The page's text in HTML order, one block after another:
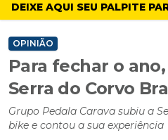
DEIXE AQUI SEU PALPITE
OPINIÃO
Para fechar o
Serra do Corvo
Grupo Pedala Carava subiu a
bike e contou a sua experiência